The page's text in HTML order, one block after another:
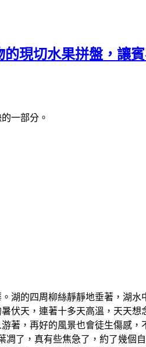
現切水果拼盤，讓
一部分。
的四周柳絲靜靜地垂著，湖
伏天，連著十多天高溫，天天
著，再好的風景也會徒生傷感
了，真有些焦急了，約了幾個